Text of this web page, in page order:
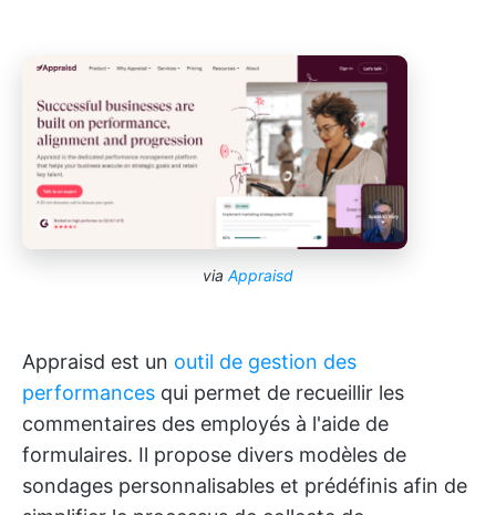
via Appraisd
Appraisd est un outil de gestion des
performances qui permet de recueillir les
commentaires des employés à l'aide de
formulaires. Il propose divers modèles de
sondages personnalisables et prédéfinis afin de